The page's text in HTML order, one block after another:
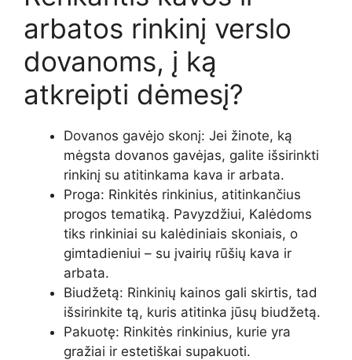
arbatos rinkinį verslo
dovanoms, į ką
atkreipti dėmesį?
Dovanos gavėjo skonį: Jei žinote, ką
mėgsta dovanos gavėjas, galite išsirinkti
rinkinį su atitinkama kava ir arbata.
Proga: Rinkitės rinkinius, atitinkančius
progos tematiką. Pavyzdžiui, Kalėdoms
tiks rinkiniai su kalėdiniais skoniais, o
gimtadieniui – su įvairių rūšių kava ir
arbata.
Biudžetą: Rinkinių kainos gali skirtis, tad
išsirinkite tą, kuris atitinka jūsų biudžetą.
Pakuotę: Rinkitės rinkinius, kurie yra
gražiai ir estetiškai supakuoti.